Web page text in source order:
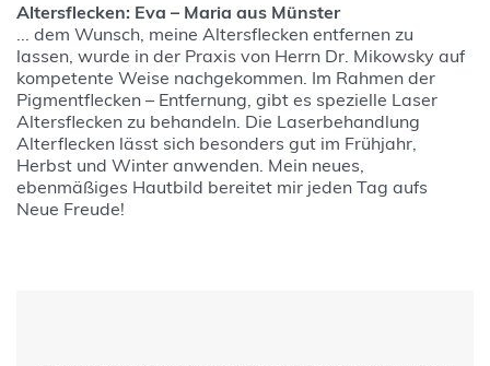
Altersflecken: Eva – Maria aus Münster
... dem Wunsch, meine Altersflecken entfernen zu
lassen, wurde in der Praxis von Herrn Dr. Mikowsky auf
kompetente Weise nachgekommen. Im Rahmen der
Pigmentflecken – Entfernung, gibt es spezielle Laser
Altersflecken zu behandeln. Die Laserbehandlung
Alterflecken lässt sich besonders gut im Frühjahr,
Herbst und Winter anwenden. Mein neues,
ebenmäßiges Hautbild bereitet mir jeden Tag aufs
Neue Freude!